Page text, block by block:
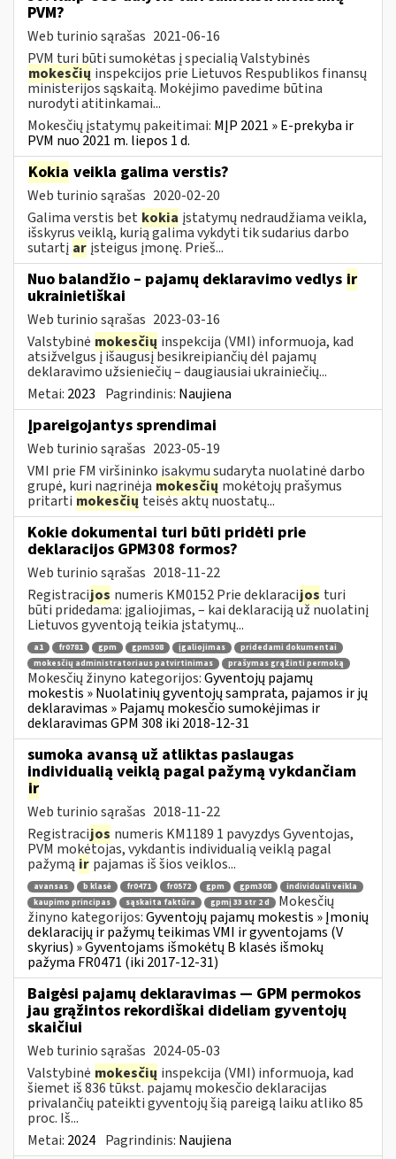
PVM?
Web turinio sąrašas 2021-06-16
PVM turi būti sumokėtas į specialią Valstybinės
mokesčių inspekcijos prie Lietuvos Respublikos finansų
ministerijos sąskaitą. Mokėjimo pavedime būtina
nurodyti atitinkamai...
Mokesčių įstatymų pakeitimai: MĮP 2021 » E-prekyba ir
PVM nuo 2021 m. liepos 1 d.
Kokia veikla galima verstis?
Web turinio sąrašas 2020-02-20
Galima verstis bet kokia įstatymų nedraudžiama veikla,
išskyrus veiklą, kurią galima vykdyti tik sudarius darbo
sutartį ar įsteigus įmonę. Prieš...
Nuo balandžio – pajamų deklaravimo vedlys ir
ukrainietiškai
Web turinio sąrašas 2023-03-16
Valstybinė mokesčių inspekcija (VMI) informuoja, kad
atsižvelgus į išaugusį besikreipiančių dėl pajamų
deklaravimo užsieniečių – daugiausiai ukrainiečių...
Metai: 2023 Pagrindinis: Naujiena
Įpareigojantys sprendimai
Web turinio sąrašas 2023-05-19
VMI prie FM viršininko įsakymu sudaryta nuolatinė darbo
grupė, kuri nagrinėja mokesčių mokėtojų prašymus
pritarti mokesčių teisės aktų nuostatų...
Kokie dokumentai turi būti pridėti prie
deklaracijos GPM308 formos?
Web turinio sąrašas 2018-11-22
Registracijos numeris KM0152 Prie deklaracijos turi
būti pridedama: įgaliojimas, – kai deklaraciją už nuolatinį
Lietuvos gyventoją teikia įstatymų...
a1 fr0781 gpm gpm308 įgaliojimas
pridedami dokumentai
mokesčių administratoriaus patvirtinimas
prašymas grąžinti permoką
Mokesčių žinyno kategorijos:Gyventojų pajamų
mokestis » Nuolatinių gyventojų samprata, pajamos ir jų
deklaravimas » Pajamų mokesčio sumokėjimas ir
deklaravimas GPM 308 iki 2018-12-31
sumoka avansą už atliktas paslaugas
individualią veiklą pagal pažymą vykdančiam
ir
Web turinio sąrašas 2018-11-22
Registracijos numeris KM1189 1 pavyzdys Gyventojas,
PVM mokėtojas, vykdantis individualią veiklą pagal
pažymą ir pajamas iš šios veiklos...
avansas b klasė fr0471 fr0572 gpm gpm308
individuali veikla
kaupimo principas
sąskaita faktūra gpmį 33 str 2 d
Mokesčių
žinyno kategorijos:Gyventojų pajamų mokestis » Įmonių
deklaracijų ir pažymų teikimas VMI ir gyventojams (V
skyrius) » Gyventojams išmokėtų B klasės išmokų
pažyma FR0471 (iki 2017-12-31)
Baigėsi pajamų deklaravimas — GPM permokos
jau grąžintos rekordiškai dideliam gyventojų
skaičiui
Web turinio sąrašas 2024-05-03
Valstybinė mokesčių inspekcija (VMI) informuoja, kad
šiemet iš 836 tūkst. pajamų mokesčio deklaracijas
privalančių pateikti gyventojų šią pareigą laiku atliko 85
proc. Iš...
Metai: 2024 Pagrindinis: Naujiena